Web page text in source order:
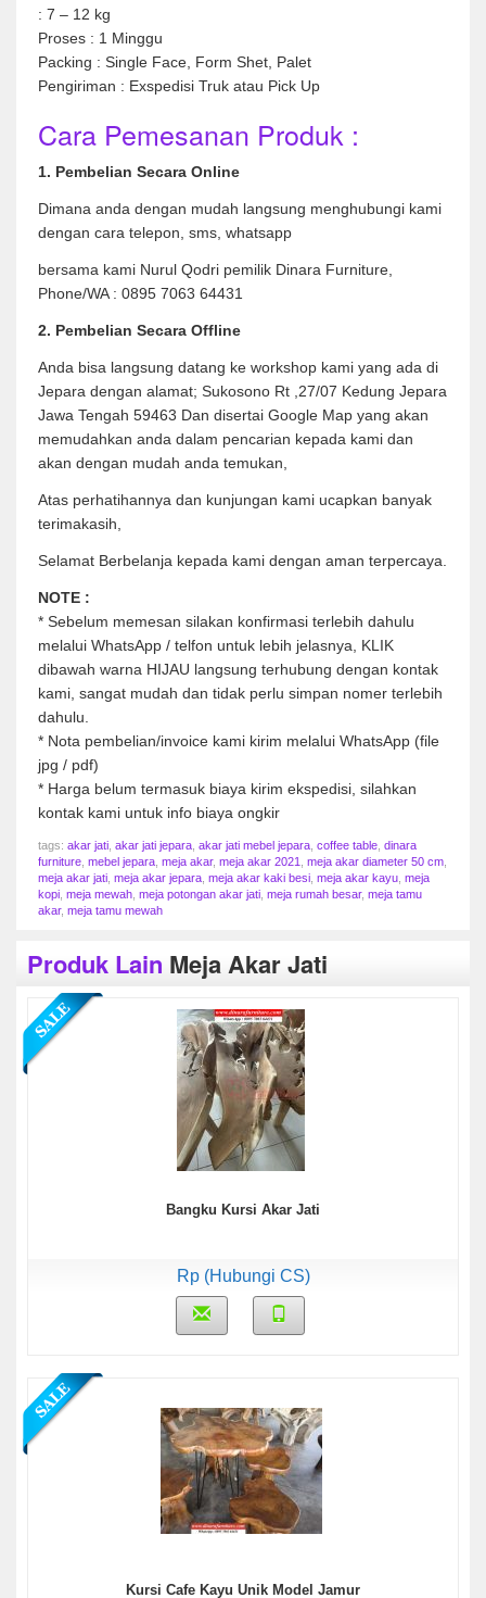
: 7 – 12 kg
Proses : 1 Minggu
Packing : Single Face, Form Shet, Palet
Pengiriman : Exspedisi Truk atau Pick Up
Cara Pemesanan Produk :
1. Pembelian Secara Online
Dimana anda dengan mudah langsung menghubungi kami
dengan cara telepon, sms, whatsapp
bersama kami Nurul Qodri pemilik Dinara Furniture,
Phone/WA : 0895 7063 64431
2. Pembelian Secara Offline
Anda bisa langsung datang ke workshop kami yang ada di
Jepara dengan alamat; Sukosono Rt ,27/07 Kedung Jepara
Jawa Tengah 59463 Dan disertai Google Map yang akan
memudahkan anda dalam pencarian kepada kami dan
akan dengan mudah anda temukan,
Atas perhatihannya dan kunjungan kami ucapkan banyak
terimakasih,
Selamat Berbelanja kepada kami dengan aman terpercaya.
NOTE :
* Sebelum memesan silakan konfirmasi terlebih dahulu
melalui WhatsApp / telfon untuk lebih jelasnya, KLIK
dibawah warna HIJAU langsung terhubung dengan kontak
kami, sangat mudah dan tidak perlu simpan nomer terlebih
dahulu.
* Nota pembelian/invoice kami kirim melalui WhatsApp (file
jpg / pdf)
* Harga belum termasuk biaya kirim ekspedisi, silahkan
kontak kami untuk info biaya ongkir
tags: akar jati akar jati jepara akar jati mebel jepara coffee table dinara
furniture mebel jepara meja akar, meja akar 2021 meja akar diameter 50 cm
meja akar jati meja akar jepara meja akar kaki besi meja akar kayu meja
kopi meja mewah meja potongan akar jati meja rumah besar, meja tamu
akar, meja tamu mewah
Produk Lain Meja Akar Jati
Bangku Kursi Akar Jati
Rp (Hubungi CS)
Kursi Cafe Kayu Unik Model Jamur